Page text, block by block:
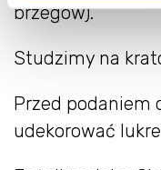
brzegów).
Studzimy na
Przed podaniem
udekorować